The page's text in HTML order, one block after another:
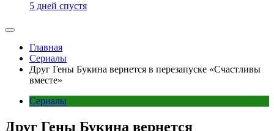
5 дней спустя
Главная
Сериалы
Друг Гены Букина вернется в перезапуске «Счастливы
вместе»
Сериалы
Друг Гены Букина вернется